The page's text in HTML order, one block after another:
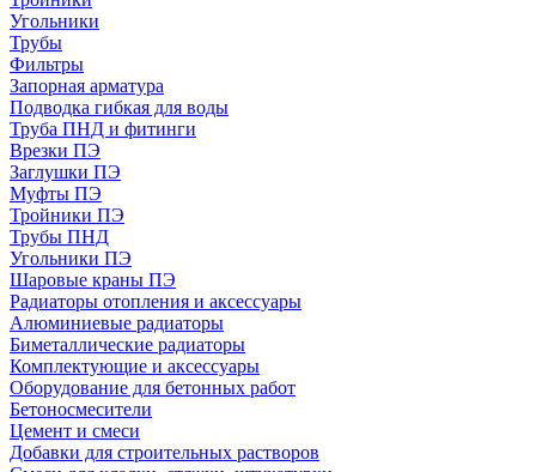
Угольники
Трубы
Фильтры
Запорная арматура
Подводка гибкая для воды
Труба ПНД и фитинги
Врезки ПЭ
Заглушки ПЭ
Муфты ПЭ
Тройники ПЭ
Трубы ПНД
Угольники ПЭ
Шаровые краны ПЭ
Радиаторы отопления и аксессуары
Алюминиевые радиаторы
Биметаллические радиаторы
Комплектующие и аксессуары
Оборудование для бетонных работ
Бетоносмесители
Цемент и смеси
Добавки для строительных растворов